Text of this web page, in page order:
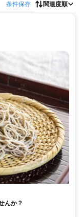
条件保存 関連度順
んか？